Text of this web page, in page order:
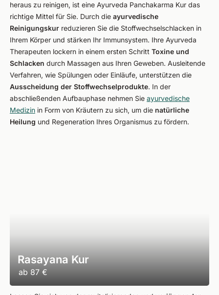
heraus zu reinigen, ist eine Ayurveda Panchakarma Kur das
richtige Mittel für Sie. Durch die ayurvedische
Reinigungskur reduzieren Sie die Stoffwechselschlacken in
Ihrem Körper und stärken Ihr Immunsystem. Ihre Ayurveda
Therapeuten lockern in einem ersten Schritt Toxine und
Schlacken durch Massagen aus Ihren Geweben. Ausleitende
Verfahren, wie Spülungen oder Einläufe, unterstützen die
Ausscheidung der Stoffwechselprodukte. In der
abschließenden Aufbauphase nehmen Sie ayurvedische
Medizin in Form von Kräutern zu sich, um die natürliche
Heilung und Regeneration Ihres Organismus zu fördern.
Rasayana Kur
ab 87 €